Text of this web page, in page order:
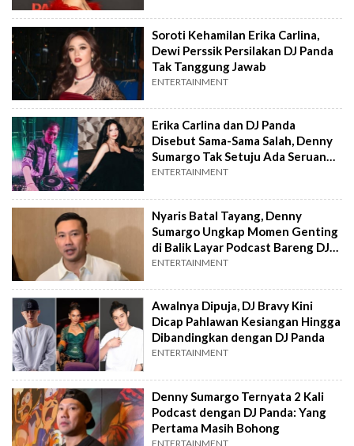
Soroti Kehamilan Erika Carlina,
Dewi Perssik Persilakan DJ Panda
Tak Tanggung Jawab
ENTERTAINMENT
Erika Carlina dan DJ Panda
Disebut Sama-Sama Salah, Denny
Sumargo Tak Setuju Ada Seruan
Boikot
ENTERTAINMENT
Nyaris Batal Tayang, Denny
Sumargo Ungkap Momen Genting
di Balik Layar Podcast Bareng DJ
Panda
ENTERTAINMENT
Awalnya Dipuja, DJ Bravy Kini
Dicap Pahlawan Kesiangan Hingga
Dibandingkan dengan DJ Panda
ENTERTAINMENT
Denny Sumargo Ternyata 2 Kali
Podcast dengan DJ Panda: Yang
Pertama Masih Bohong
ENTERTAINMENT